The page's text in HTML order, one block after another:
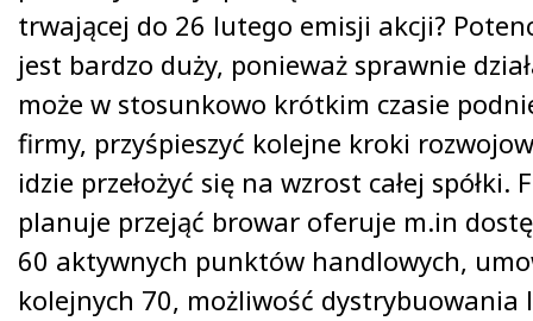
trwającej do 26 lutego emisji akcji?
jest bardzo duży, ponieważ sprawnie
może w stosunkowo krótkim czasie
firmy, przyśpieszyć kolejne kroki
idzie przełożyć się na wzrost całej spółki.
planuje przejąć browar oferuje m.in
60 aktywnych punktów handlowych,
kolejnych 70, możliwość dystrybuowania